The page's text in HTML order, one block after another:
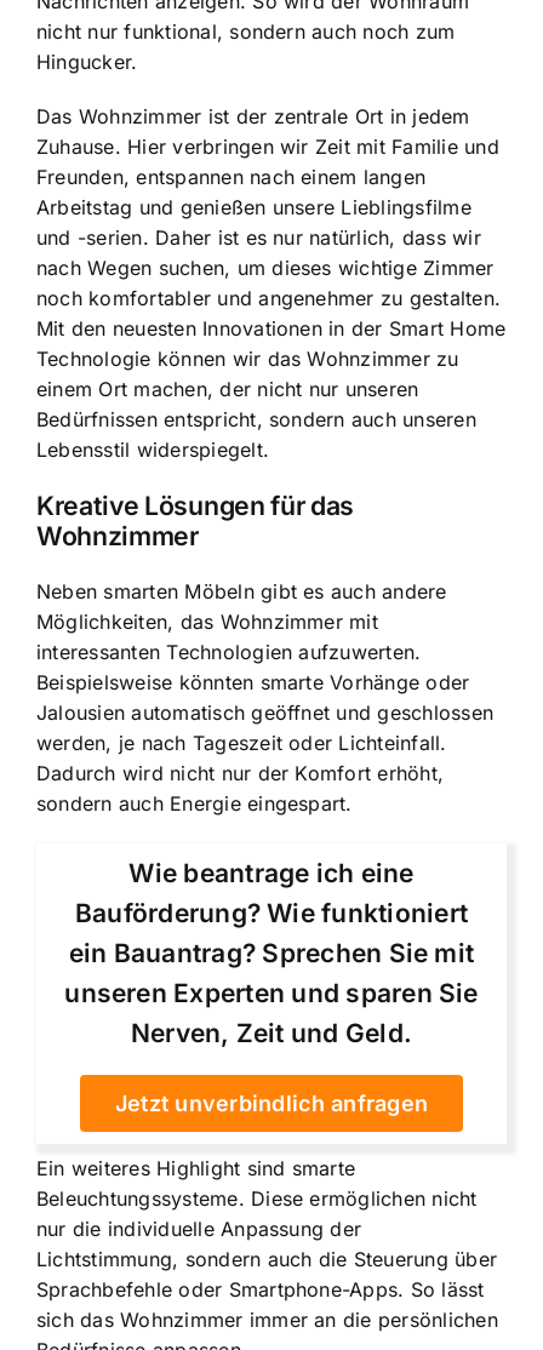
nicht nur funktional, sondern auch noch zum
Hingucker.
Das Wohnzimmer ist der zentrale Ort in jedem
Zuhause. Hier verbringen wir Zeit mit Familie und
Freunden, entspannen nach einem langen
Arbeitstag und genießen unsere Lieblingsfilme
und -serien. Daher ist es nur natürlich, dass wir
nach Wegen suchen, um dieses wichtige Zimmer
noch komfortabler und angenehmer zu gestalten.
Mit den neuesten Innovationen in der Smart Home
Technologie können wir das Wohnzimmer zu
einem Ort machen, der nicht nur unseren
Bedürfnissen entspricht, sondern auch unseren
Lebensstil widerspiegelt.
Kreative Lösungen für das
Wohnzimmer
Neben smarten Möbeln gibt es auch andere
Möglichkeiten, das Wohnzimmer mit
interessanten Technologien aufzuwerten.
Beispielsweise könnten smarte Vorhänge oder
Jalousien automatisch geöffnet und geschlossen
werden, je nach Tageszeit oder Lichteinfall.
Dadurch wird nicht nur der Komfort erhöht,
sondern auch Energie eingespart.
Wie beantrage ich eine
Bauförderung? Wie funktioniert
ein Bauantrag? Sprechen Sie mit
unseren Experten und sparen Sie
Nerven, Zeit und Geld.
Jetzt unverbindlich anfragen
Ein weiteres Highlight sind smarte
Beleuchtungssysteme. Diese ermöglichen nicht
nur die individuelle Anpassung der
Lichtstimmung, sondern auch die Steuerung über
Sprachbefehle oder Smartphone-Apps. So lässt
sich das Wohnzimmer immer an die persönlichen